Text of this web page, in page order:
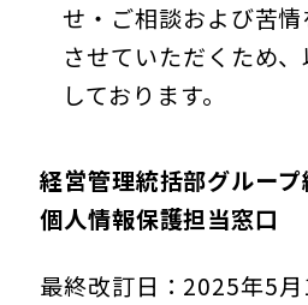
せ・ご相談および苦
させていただくため
しております。
経営管理統括部グルー
個人情報保護担当窓口
最終改訂日：2025年5月